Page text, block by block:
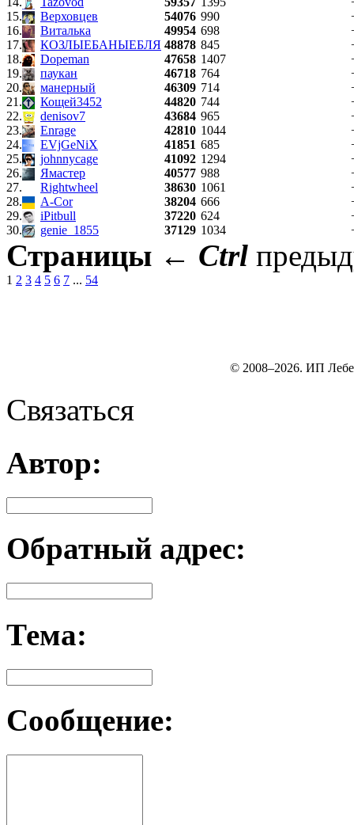
15.
Верховцев 54076 990
16.
Виталька 49954 698
17.
КОЗЛЫЕБАНЫЕБЛЯ 48878 845
18.
Dopeman 47658 1407
19.
паукан 46718 764
20.
манерный 46309 714
21.
Кощей3452 44820 744
22.
denisov7 43684 965
23.
Enrage 42810 1044
24.
EVjGeNiX 41851 685
25.
johnnycage 41092 1294
26.
Ямастер 40577 988
27.
Rightwheel 38630 1061
28.
A-Cor 38204 666
29.
iPitbull 37220 624
30.
genie_1855 37129 1034
Страницы ← Ctrl
1 2 3 4 5 6 7 ... 54
© 2008–2026. ИП
Связаться
Автор:
Обратный адрес:
Тема:
Сообщение: